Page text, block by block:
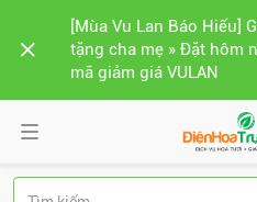
[Mùa Vu Lan Báo Hiếu]
tặng cha mẹ » Đặt hôm
mã giảm giá VULAN